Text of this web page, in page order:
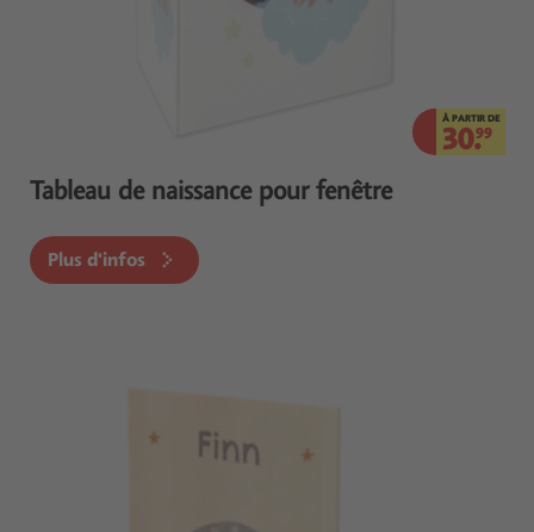
À PARTIR DE
30.99
Tableau de naissance pour fenêtre
Plus d'infos